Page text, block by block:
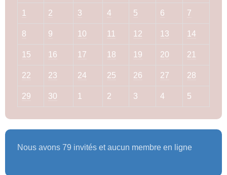
1 2 3 4 5 6 7
8 9 10 11 12 13 14
15 16 17 18 19 20 21
22 23 24 25 26 27 28
29 30 1 2 3 4 5
Nous avons 79 invités et aucun membre en ligne